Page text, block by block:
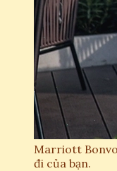
Marriott
đi của bạn.